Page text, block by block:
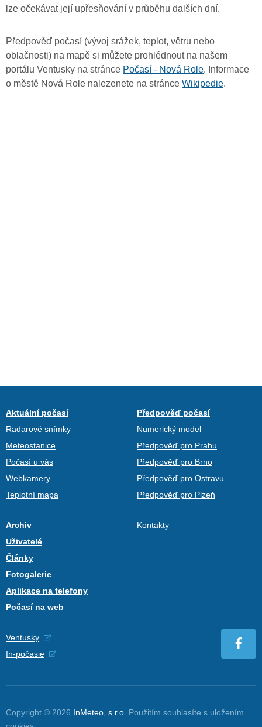
lze očekávat její upřesňování v průběhu dalších dní.
Předpověď počasí (vývoj srážek, teplot, větru nebo
oblačnosti) na mapě si můžete prohlédnout na našem
portálu Ventusky na stránce Počasí - Nová Role. Informace
o městě Nová Role nalezenete na stránce Wikipedie.
Aktuální počasí
Radarové snímky
Meteostanice
Počasí u vás
Webkamery
Teplotní mapa
Předpověď počasí
Numerický model
Předpověď pro Prahu
Předpověď pro Brno
Předpověď pro Ostravu
Předpověď pro Plzeň
Archiv
Uživatelé
Články
Fotogalerie
Aplikace na telefony
Počasí na web
Kontakty
Ventusky
In-počasie
Copyright © 2026 InMeteo, s.r.o. Použitím souhlasíte s uložením